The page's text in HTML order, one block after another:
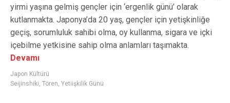
yirmi yaşına gelmiş gençler için ‘ergenlik günü’ olarak
kutlanmakta. Japonya’da 20 yaş, gençler için yetişkinliğe
geçiş, sorumluluk sahibi olma, oy kullanma, sigara ve içki
içebilme yetkisine sahip olma anlamları taşımakta.
Devamı
Japon Kültürü
Seijinshiki, Tören, Yetiişkilik Günü